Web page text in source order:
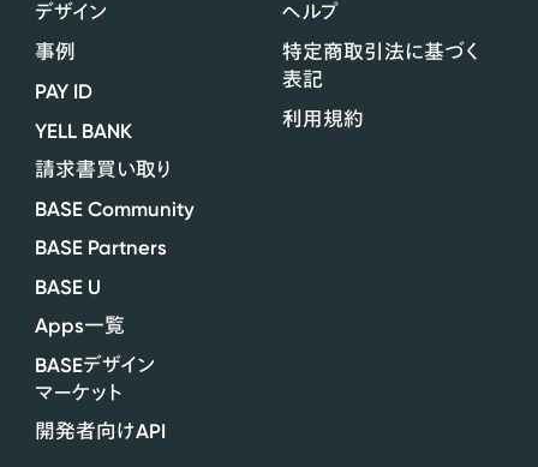
デザイン
事例
PAY ID
YELL BANK
請求書買い取り
BASE Community
BASE Partners
BASE U
Apps一覧
BASEデザイン
マーケット
開発者向けAPI
ヘルプ
特定商取引法に基づく
表記
利用規約